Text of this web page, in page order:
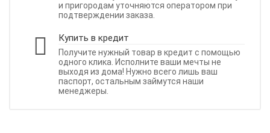
и пригородам уточняются оператором при
подтверждении заказа.
Купить в кредит
Получите нужный товар в кредит с помощью
одного клика. Исполните ваши мечты не
выходя из дома! Нужно всего лишь ваш
паспорт, остальным займутся наши
менеджеры.